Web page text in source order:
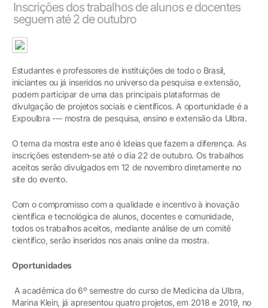
Inscrições dos trabalhos de alunos e docentes
seguem até 2 de outubro
Estudantes e professores de instituições de todo o Brasil,
iniciantes ou já inseridos no universo da pesquisa e extensão,
podem participar de uma das principais plataformas de
divulgação de projetos sociais e científicos. A oportunidade é a
Expoulbra --- mostra de pesquisa, ensino e extensão da Ulbra.
O tema da mostra este ano é Ideias que fazem a diferença. As
inscrições estendem-se até o dia 22 de outubro. Os trabalhos
aceitos serão divulgados em 12 de novembro diretamente no
site do evento.
Com o compromisso com a qualidade e incentivo à inovação
científica e tecnológica de alunos, docentes e comunidade,
todos os trabalhos aceitos, mediante análise de um comitê
científico, serão inseridos nos anais online da mostra.
Oportunidades
A acadêmica do 6º semestre do curso de Medicina da Ulbra,
Marina Klein, já apresentou quatro projetos, em 2018 e 2019, no